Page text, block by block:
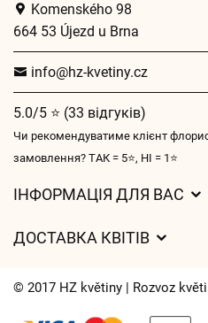
Komenského 98
664 53 Újezd u Brna
info@hz-kvetiny.cz
5.0/5 ⭐ (33 відгуків)
Чи рекомендуватиме клієнт
замовлення? ТАК = 5⭐, НІ = 1⭐
ІНФОРМАЦІЯ ДЛЯ ВАС
Захист персональних даних
Час доставки квітів –
ДОСТАВКА КВІТІВ
Куди ми доставляємо квіти
© 2017 HZ květiny | Rozvoz